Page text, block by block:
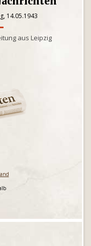
14.05.1943
aus Leipzig